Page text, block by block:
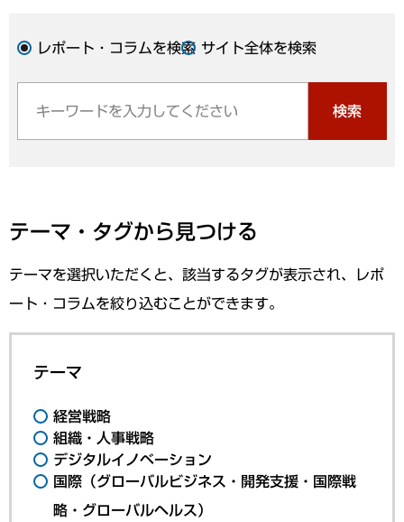
レポート・コラムを検索 サイト全体を検索
検索
テーマ・タグから見つける
テーマを選択いただくと、該当するタグが表示され、レポ
ート・コラムを絞り込むことができます。
テーマ
経営戦略
組織・人事戦略
デジタルイノベーション
国際（グローバルビジネス・開発支援・国際戦
略・グローバルヘルス）